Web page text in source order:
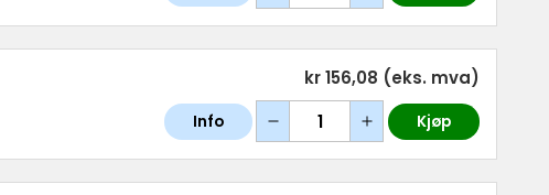
kr 156,08 (eks. mva)
Info Kjøp